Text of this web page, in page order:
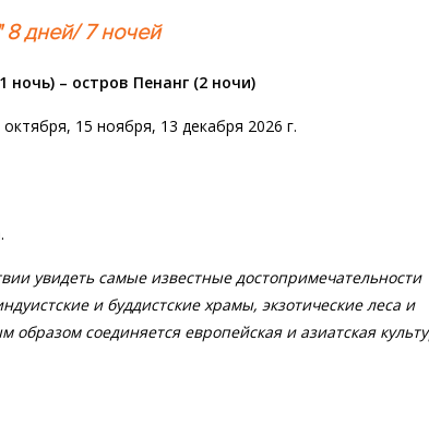
дней/ 7 ночей
– остров Пенанг (2 ночи)
15 ноября, 13 декабря 2026 г.
увидеть самые известные достопримечательности
и буддистские храмы, экзотические леса и
соединяется европейская и азиатская